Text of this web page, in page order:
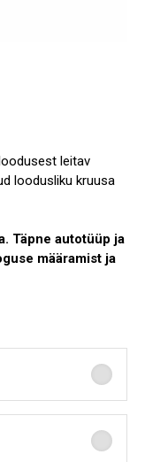
leitav
loodusliku kruusa
Täpne autotüüp ja
määramist ja